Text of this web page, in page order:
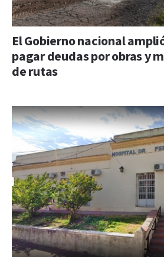
El Gobierno nacional
pagar deudas por obras y
de rutas